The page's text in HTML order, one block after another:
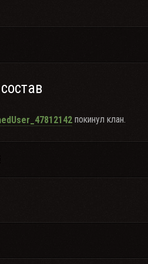
покинул клан.